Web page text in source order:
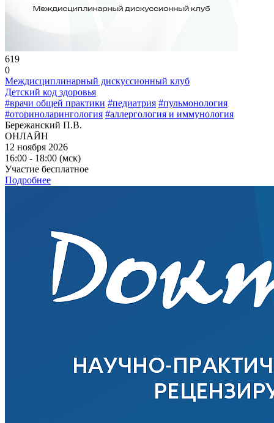
619
0
Междисциплинарный дискуссионный клуб
Детский код здоровья
#врачи общей практики #педиатрия #пульмонология
#оториноларингология #аллергология и иммунология
Бережанский П.В.
ОНЛАЙН
12 ноября 2026
16:00 - 18:00 (мск)
Участие бесплатное
Подробнее